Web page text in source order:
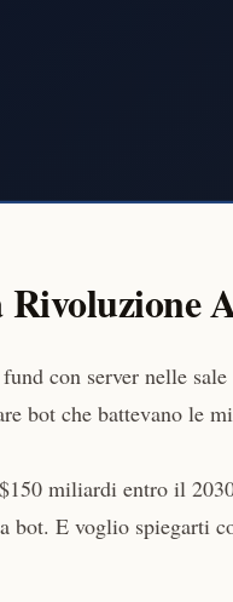
con server nelle sale
bot che battevano le
miliardi entro il
bot. E voglio spiegarti